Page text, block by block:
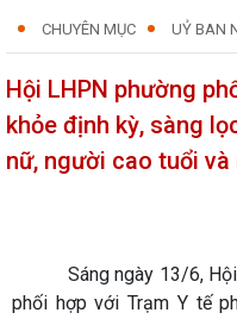
CHUYÊN MỤC UỶ BAN
Hội LHPN phường
khỏe định kỳ, sàng
nữ, người cao tuổi
Sáng ngày 13/6, Hội
phối hợp với Trạm Y tế